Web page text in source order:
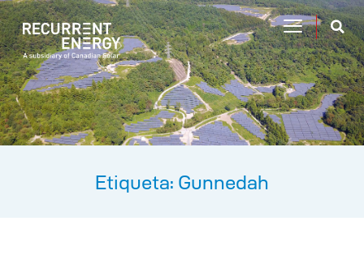
Etiqueta: Gunnedah